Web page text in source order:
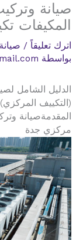
صيانة
المكيفات
اترك تعليقاً /
بواسطة
الدليل الشامل
(التكييف المركزي)
المقدمةصيانة
مركزي جدة